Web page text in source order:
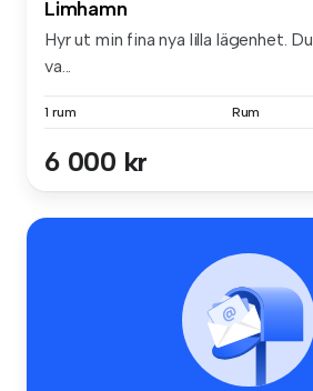
Limhamn
Hyr ut min fina nya lilla lägenhet.
va...
1 rum Rum
6 000 kr